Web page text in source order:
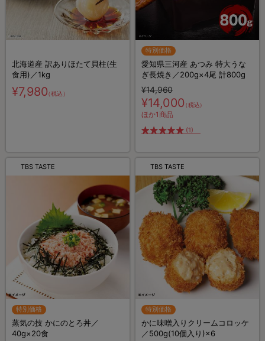
北海道産 訳ありほたて貝柱(生
食用)／1kg
¥7,980（税込）
特別価格
愛知県三河産 あつみ 特大うな
ぎ長焼き／200g×4尾 計800g
¥14,960
¥14,000（税込）
ほか1商品
(1)
TBS TASTE
特別価格
蒸気の技 かにのとろ丼／
40g×20食
TBS TASTE
特別価格
かに味噌入りクリームコロッケ
／500g(10個入り)×6